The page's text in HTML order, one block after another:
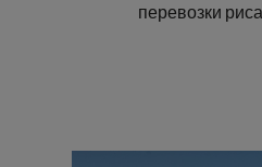
перевозки